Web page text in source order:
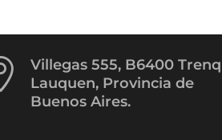
Villegas 555, B6400
Lauquen, Provincia de
Buenos Aires.